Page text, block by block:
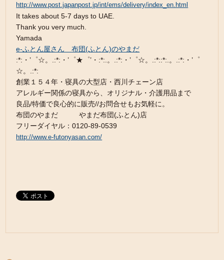
http://www.post.japanpost.jp/int/ems/delivery/index_en.html
It takes about 5-7 days to UAE.
Thank you very much.
Yamada
e-ふとん屋さん 布団(ふとん)のやまだ
:*:・’゜☆。.:*:・’゜★゜’・:*:.。.:*:・’゜☆。.:*::*:.。.:*:・’゜
☆。.:*:
創業１５４年・寝具の大型店・西川チェーン店
アレルギー関係の寝具から、オリジナル・介護用品まで
良品/特価で良心的に販売//お問合せもお気軽に。
布団のやまだ やまだ布団(ふとん)店
フリーダイヤル：0120-89-0539
http://www.e-futonyasan.com/